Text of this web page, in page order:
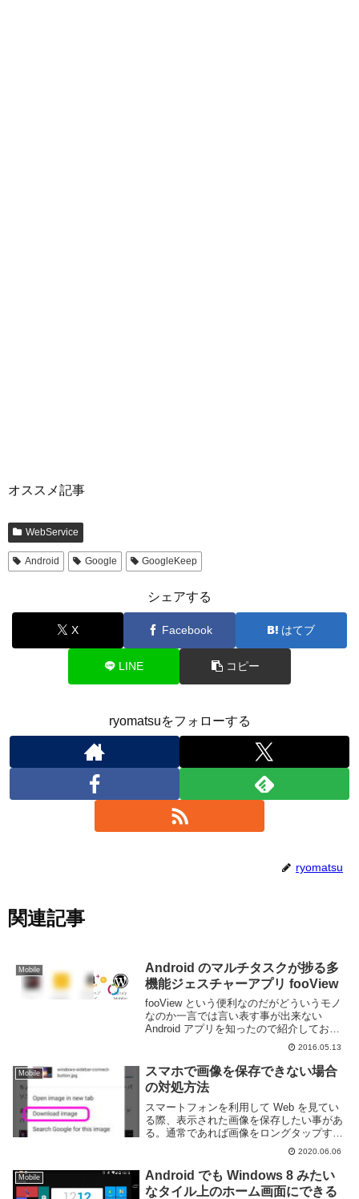
オススメ記事
WebService
Android Google GoogleKeep
シェアする
X Facebook はてブ
LINE コピー
ryomatsuをフォローする
ryomatsu
関連記事
Mobile
Android のマルチタスクが捗る多
機能ジェスチャーアプリ fooView
fooView という便利なのだがどういうモノ
なのか一言では言い表す事が出来ない
Android アプリを知ったので紹介しておこ
う。このアプリでは以下の様な事ができ
る。スクリーン上に小さなフローティング
アイコンが表示されるアイコンを小さく
横...
2016.05.13
Mobile
スマホで画像を保存できない場合
の対処方法
スマートフォンを利用して Web を見てい
る際、表示された画像を保存したい事があ
る。通常であれば画像をロングタップする
などしてダウンロードする事が可能だが、
極稀に保存に失敗する事がある。このペー
ジではスマートフォンを利用して Web ブ
ラウ...
2020.06.06
Mobile
Android でも Windows 8 みたい
なタイル上のホーム画面にできる